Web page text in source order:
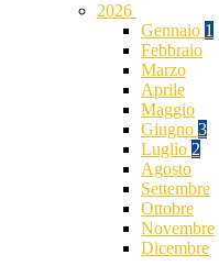
2026
Gennaio 1
Febbraio
Marzo
Aprile
Maggio
Giugno 3
Luglio 2
Agosto
Settembre
Ottobre
Novembre
Dicembre